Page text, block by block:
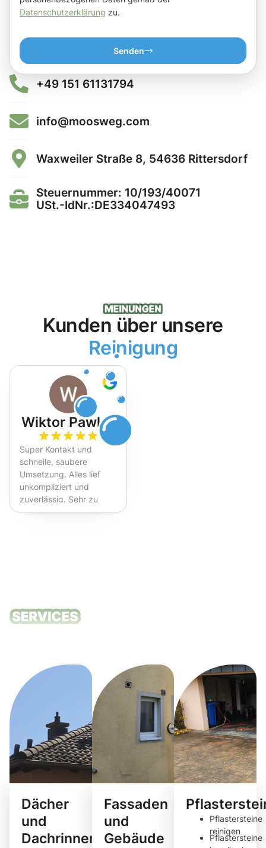
Datenschutzerklärung zu.
Senden
+49 151 61131794
info@moosweg.com
Waxweiler Straße 8, 54636 Rittersdorf
Steuernummer: 10/193/40071
USt.-IdNr.:DE334047493
Kunden über unsere
Reinigung
Wiktor Pawlak
Super Kontakt und
schnelle, saubere
Umsetzung. Alles lief
unkompliziert und
zuverlässig. Sehr zu
empfehlen!
Dächer
und
Dachrinnen
Fassaden
und
Gebäude
Pflastersteine
reinigen
Pflastersteine